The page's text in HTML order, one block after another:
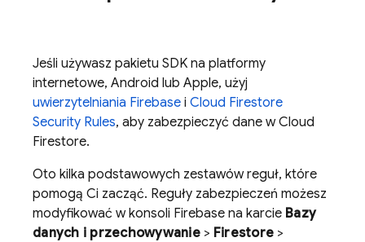
Jeśli używasz pakietu SDK na platformy
internetowe, Android lub Apple, użyj
uwierzytelniania Firebase i Cloud Firestore
Security Rules, aby zabezpieczyć dane wCloud
Firestore.
Oto kilka podstawowych zestawów reguł, które
pomogą Ci zacząć. Reguły zabezpieczeń możesz
modyfikować w konsoli Firebase na karcie Bazy
danych i przechowywanie> Firestore >